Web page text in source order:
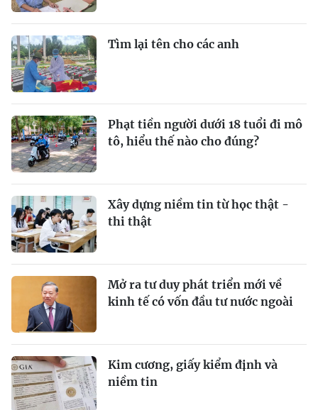
Tìm lại tên cho các anh
Phạt tiền người dưới 18 tuổi đi mô
tô, hiểu thế nào cho đúng?
Xây dựng niềm tin từ học thật -
thi thật
Mở ra tư duy phát triển mới về
kinh tế có vốn đầu tư nước ngoài
Kim cương, giấy kiểm định và
niềm tin